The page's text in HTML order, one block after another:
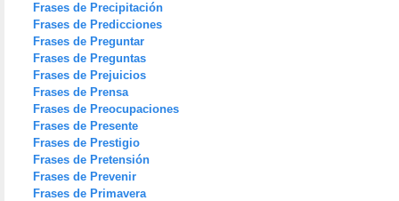
Frases de Precipitación
Frases de Predicciones
Frases de Preguntar
Frases de Preguntas
Frases de Prejuicios
Frases de Prensa
Frases de Preocupaciones
Frases de Presente
Frases de Prestigio
Frases de Pretensión
Frases de Prevenir
Frases de Primavera